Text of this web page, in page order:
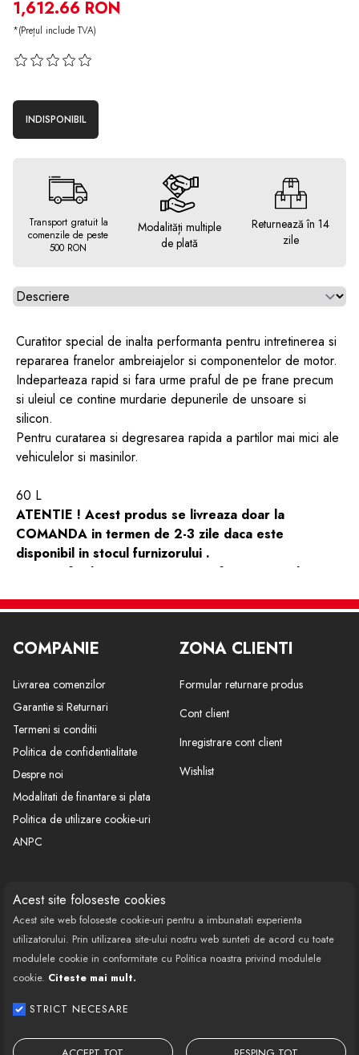
Acest site foloseste cookies
Acest site web foloseste cookie-uri pentru a imbunatati experienta
utilizatorului. Prin utilizarea site-ului nostru web sunteti de acord cu toate
modulele cookie in conformitate cu Politica noastra privind modulele
cookie. Citeste mai mult.
STRICT NECESARE
1,612.66 RON
*(Prețul include TVA)
INDISPONIBIL
Transport gratuit la
comenzile de peste
500 RON
Modalități multiple
de plată
Returnează în 14
zile
Alegeti tab
Curatitor special de inalta performanta pentru intretinerea si
repararea franelor ambreiajelor si componentelor de motor.
Indeparteaza rapid si fara urme praful de pe frane precum
si uleiul ce contine murdarie depunerile de unsoare si
silicon.
Pentru curatarea si degresarea rapida a partilor mai mici ale
vehiculelor si masinilor.
60 L
ATENTIE ! Acest produs se livreaza doar la
COMANDA in termen de 2-3 zile daca este
disponibil in stocul furnizorului .
Dupa finalizarea comenzii veti fi contactat de
va va comunica informatii detaliate despre
COMPANIE
Livrarea comenzilor
Garantie si Returnari
Termeni si conditii
Politica de confidentialitate
Despre noi
Modalitati de finantare si plata
Politica de utilizare cookie-uri
ANPC
ZONA CLIENTI
Formular returnare produs
Cont client
Inregistrare cont client
Wishlist
CONTACT
Call Center: 0377 100 941
Program de lucru: Luni-Vineri
08:00 - 18:00
Email: contact@bestautovest.ro
SRL CUI: 32372789, Reg.Com.: